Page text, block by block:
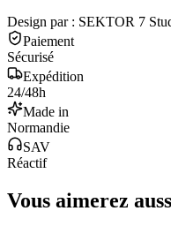
Design par : SEKTOR 7
Paiement
Sécurisé
Expédition
24/48h
Made in
Normandie
SAV
Réactif
Vous aimerez